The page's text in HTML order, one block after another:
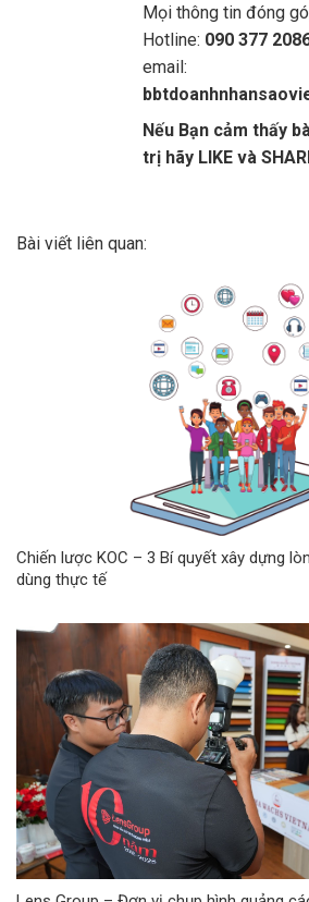
Mọi thông tin đóng
Hotline: 090 377
email:
Nếu Bạn cảm thấy
trị hãy LIKE và
Bài viết liên quan:
Chiến lược KOC – 3 Bí quyết xây dựng
dùng thực tế